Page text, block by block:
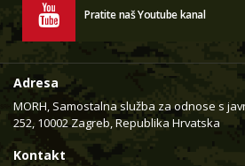
Pratite naš Youtube kanal
Adresa
MORH, Samostalna služba za odnose s
252, 10002 Zagreb, Republika Hrvatska
Kontakt